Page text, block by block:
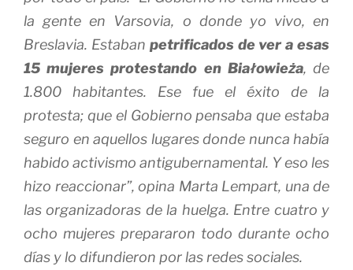
la gente en Varsovia, o donde yo vivo, en
Breslavia. Estaban petrificados de ver a esas
15 mujeres protestando en Białowieża, de
1.800 habitantes. Ese fue el éxito de la
protesta; que el Gobierno pensaba que estaba
seguro en aquellos lugares donde nunca había
habido activismo antigubernamental. Y eso les
hizo reaccionar”, opina Marta Lempart, una de
las organizadoras de la huelga. Entre cuatro y
ocho mujeres prepararon todo durante ocho
días y lo difundieron por las redes sociales.